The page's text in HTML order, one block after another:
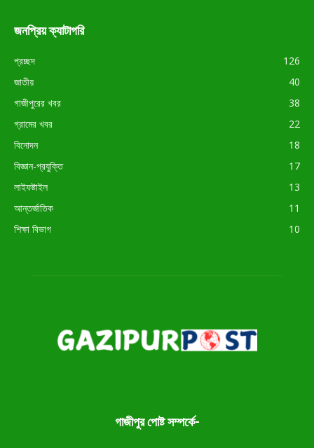
জনপ্রিয় ক্যাটাগরি
প্রচ্ছদ
126
জাতীয়
40
গাজীপুরের খবর
38
গ্রামের খবর
22
বিনোদন
18
বিজ্ঞান-প্রযুক্তি
17
লাইফষ্টাইল
13
আন্তর্জাতিক
11
শিক্ষা বিভাগ
10
গাজীপুর পোষ্ট সম্পর্কে-